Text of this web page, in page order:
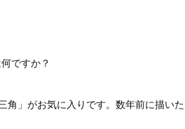
ですか？
」がお気に入りです。数年前に描い